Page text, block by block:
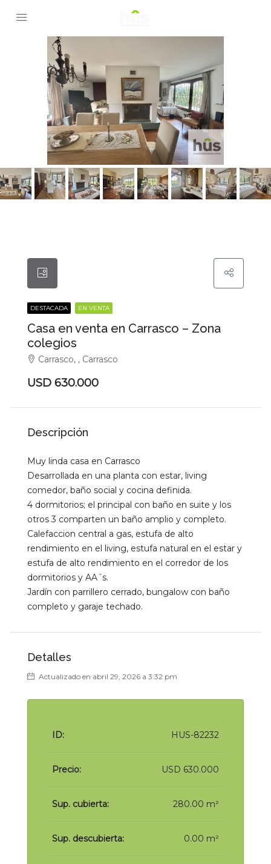
DESTACADA EN VENTA
Casa en venta en Carrasco – Zona
colegios
Carrasco, , Carrasco
USD 630.000
Descripción
Muy linda casa en Carrasco
Desarrollada en una planta con estar, living
comedor, baño social y cocina definida.
4 dormitorios; el principal con baño en suite y los
otros 3 comparten un baño amplio y completo.
Calefaccion central a gas, estufa de alto
rendimiento en el living, estufa natural en el estar y
estufa de alto rendimiento en el corredor de los
dormitorios y AA´s.
Jardín con parrillero cerrado, bungalow con baño
completo y garaje techado.
Detalles
Actualizado en abril 29, 2026 a 3:32 pm
ID: HUS-82232
Precio: USD 630.000
Sup. cubierta: 280.00 m²
Sup. descubierta: 0.00 m²